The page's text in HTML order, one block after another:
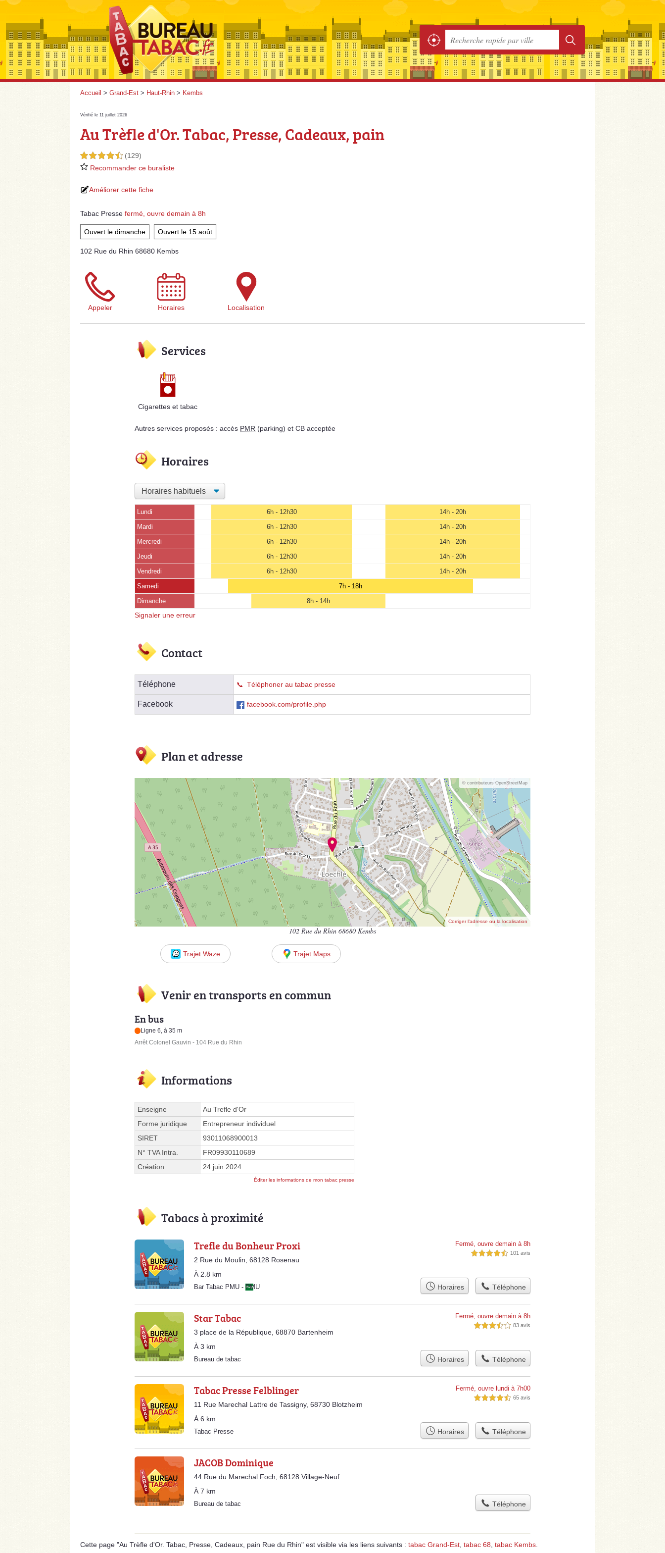
Accueil > Grand-Est > Haut-Rhin > Kembs
Vérifié le 11 juillet 2026
Au Trèfle d'Or. Tabac, Presse, Cadeaux, pain
4,5 étoiles sur 5 (129)
Recommander ce buraliste
Améliorer cette fiche
Tabac Presse fermé, ouvre demain à 8h
Ouvert le dimanche Ouvert le 15 août
102 Rue du Rhin 68680 Kembs
Appeler Horaires Localisation
Services
Cigarettes et tabac
Autres services proposés : accès PMR (parking) et CB acceptée
Horaires
Lundi 6h - 12h30 14h - 20h
Mardi 6h - 12h30 14h - 20h
Mercredi 6h - 12h30 14h - 20h
Jeudi 6h - 12h30 14h - 20h
Vendredi 6h - 12h30 14h - 20h
Samedi 7h - 18h
Dimanche 8h - 14h
Signaler une erreur
Contact
Téléphone Téléphoner au tabac presse
Facebook facebook.com/profile.php
Plan et adresse
© contributeurs OpenStreetMap
Corriger l’adresse ou la localisation
102 Rue du Rhin 68680 Kembs
Trajet Waze Trajet Maps
Venir en transports en commun
En bus
Ligne 6, à 35 m
Arrêt Colonel Gauvin - 104 Rue du Rhin
Informations
Enseigne
Au Trefle d'Or
Forme juridique
Entrepreneur individuel
SIRET
93011068900013
N° TVA Intra.
FR09930110689
Création
24 juin 2024
Éditer les informations de mon tabac presse
Tabacs à proximité
Trefle du Bonheur Proxi
2 Rue du Moulin, 68128 Rosenau
À 2.8 km
Fermé, ouvre demain à 8h
4,5 étoiles sur 5 101 avis
Bar Tabac PMU - PMU Horaires Téléphone
Star Tabac
3 place de la République, 68870 Bartenheim
À 3 km
Fermé, ouvre demain à 8h
3,5 étoiles sur 5 83 avis
Bureau de tabac Horaires Téléphone
Tabac Presse Felblinger
11 Rue Marechal Lattre de Tassigny, 68730 Blotzheim
À 6 km
Fermé, ouvre lundi à 7h00
4,5 étoiles sur 5 65 avis
Tabac Presse Horaires Téléphone
JACOB Dominique
44 Rue du Marechal Foch, 68128 Village-Neuf
À 7 km
Bureau de tabac Téléphone
Cette page "Au Trèfle d'Or. Tabac, Presse, Cadeaux, pain Rue du Rhin" est visible via les liens suivants : tabac Grand-Est, tabac 68, tabac Kembs.